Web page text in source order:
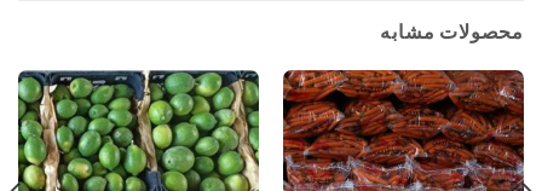
محصولات مشابه